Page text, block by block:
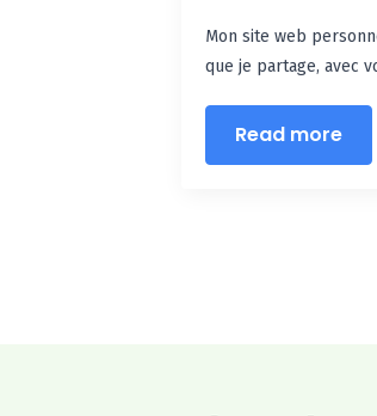
Mon site web
que je partage, avec
Read more